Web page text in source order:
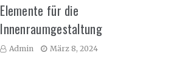
Elemente für die
Innenraumgestaltung
Admin März 8, 2024